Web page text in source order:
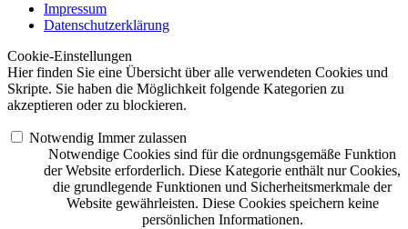
Impressum
Datenschutzerklärung
Cookie-Einstellungen
Hier finden Sie eine Übersicht über alle verwendeten Cookies und
Skripte. Sie haben die Möglichkeit folgende Kategorien zu
akzeptieren oder zu blockieren.
Notwendig Immer zulassen
Notwendige Cookies sind für die ordnungsgemäße Funktion
der Website erforderlich. Diese Kategorie enthält nur Cookies,
die grundlegende Funktionen und Sicherheitsmerkmale der
Website gewährleisten. Diese Cookies speichern keine
persönlichen Informationen.